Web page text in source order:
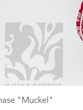
"Muckel"